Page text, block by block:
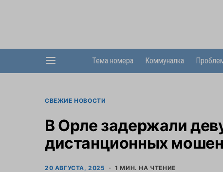
Тема номера Коммуналка
СВЕЖИЕ НОВОСТИ
В Орле задержали
дистанционных
20 АВГУСТА, 2025 1 МИН. НА ЧТЕНИЕ